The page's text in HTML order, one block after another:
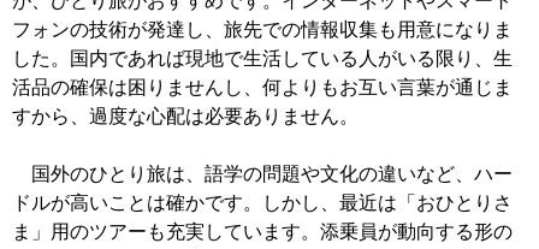
フォンの技術が発達し、旅先での情報収集も用意になりま
した。国内であれば現地で生活している人がいる限り、生
活品の確保は困りませんし、何よりもお互い言葉が通じま
すから、過度な心配は必要ありません。
国外のひとり旅は、語学の問題や文化の違いなど、ハー
ドルが高いことは確かです。しかし、最近は「おひとりさ
ま」用のツアーも充実しています。添乗員が動向する形の